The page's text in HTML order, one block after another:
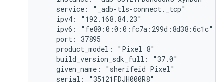
    service: "_adb-tls-connect._tcp"
    ipv4: "192.168.84.23"
    ipv6: "fe80:0:0:0:fc7a:299d:8d38:6c1c"
    port: 37895
    product_model: "Pixel 8"
    build_version_sdk_full: "37.0"
    given_name: "sherifeid Pixel"
    serial: "35121FDJH000R8"